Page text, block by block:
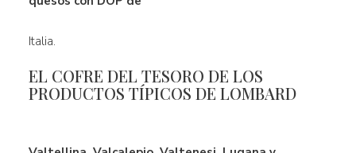
Italia.
EL COFRE DEL TESORO DE LOS
PRODUCTOS TÍPICOS DE LOMBARD